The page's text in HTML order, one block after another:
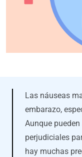
Las náuseas
embarazo,
Aunque
perjudiciales
hay muchas